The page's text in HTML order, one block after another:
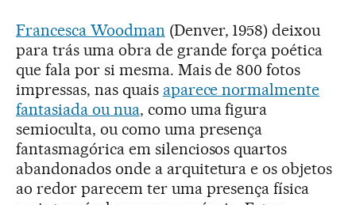
Francesca Woodman (Denver, 1958) deixou
para trás uma obra de grande força poética
que fala por si mesma. Mais de 800 fotos
impressas, nas quais aparece normalmente
fantasiada ou nua, como uma figura
semioculta, ou como uma presença
fantasmagórica em silenciosos quartos
abandonados onde a arquitetura e os objetos
ao redor parecem ter uma presença física